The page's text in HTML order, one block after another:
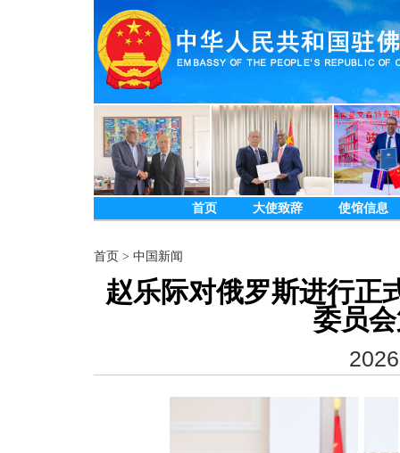
首页 大使致辞 使馆信息
首页 > 中国新闻
赵乐际对俄罗斯进行正
委员